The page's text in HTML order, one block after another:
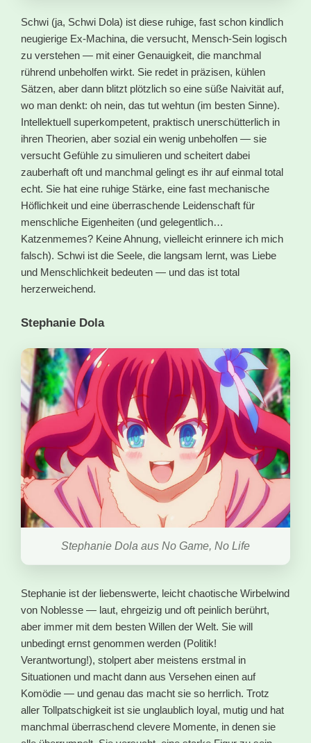
Schwi (ja, Schwi Dola) ist diese ruhige, fast schon kindlich
neugierige Ex-Machina, die versucht, Mensch-Sein logisch
zu verstehen — mit einer Genauigkeit, die manchmal
rührend unbeholfen wirkt. Sie redet in präzisen, kühlen
Sätzen, aber dann blitzt plötzlich so eine süße Naivität auf,
wo man denkt: oh nein, das tut wehtun (im besten Sinne).
Intellektuell superkompetent, praktisch unerschütterlich in
ihren Theorien, aber sozial ein wenig unbeholfen — sie
versucht Gefühle zu simulieren und scheitert dabei
zauberhaft oft und manchmal gelingt es ihr auf einmal total
echt. Sie hat eine ruhige Stärke, eine fast mechanische
Höflichkeit und eine überraschende Leidenschaft für
menschliche Eigenheiten (und gelegentlich…
Katzenmemes? Keine Ahnung, vielleicht erinnere ich mich
falsch). Schwi ist die Seele, die langsam lernt, was Liebe
und Menschlichkeit bedeuten — und das ist total
herzerweichend.
Stephanie Dola
Stephanie Dola aus No Game, No Life
Stephanie ist der liebenswerte, leicht chaotische Wirbelwind
von Noblesse — laut, ehrgeizig und oft peinlich berührt,
aber immer mit dem besten Willen der Welt. Sie will
unbedingt ernst genommen werden (Politik!
Verantwortung!), stolpert aber meistens erstmal in
Situationen und macht dann aus Versehen einen auf
Komödie — und genau das macht sie so herrlich. Trotz
aller Tollpatschigkeit ist sie unglaublich loyal, mutig und hat
manchmal überraschend clevere Momente, in denen sie